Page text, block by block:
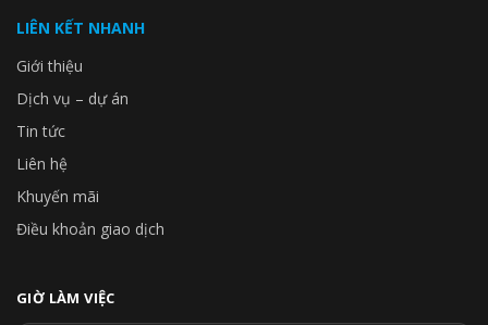
LIÊN KẾT NHANH
Giới thiệu
Dịch vụ – dự án
Tin tức
Liên hệ
Khuyến mãi
Điều khoản giao dịch
GIỜ LÀM VIỆC